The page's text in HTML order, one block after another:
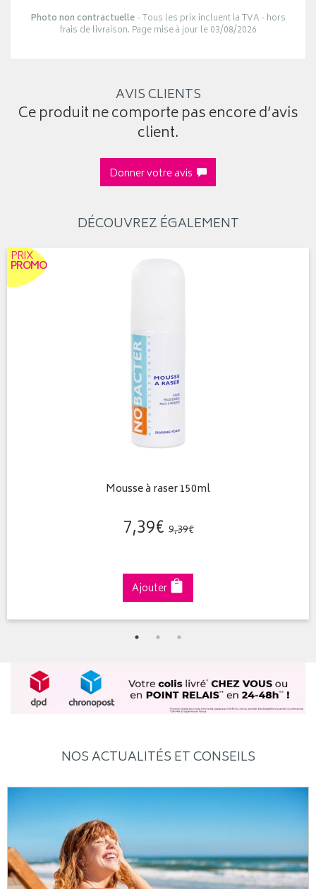
Photo non contractuelle- Tous les prix incluent la TVA - hors
frais de livraison. Page mise à jour le 03/08/2026
AVIS CLIENTS
Ce produit ne comporte pas encore d’avis
client.
Donner votre avis
DÉCOUVREZ ÉGALEMENT
PRIX
PROMO
Mousse à raser 150ml
7,39€ 9,39€
Ajouter
NOS ACTUALITÉS ET CONSEILS